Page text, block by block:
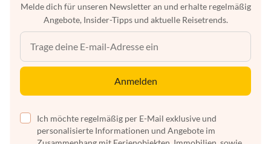
Melde dich für unseren Newsletter an und erhalte regelmäßig
Angebote, Insider-Tipps und aktuelle Reisetrends.
Anmelden
Ich möchte regelmäßig per E-Mail exklusive und
personalisierte Informationen und Angebote im